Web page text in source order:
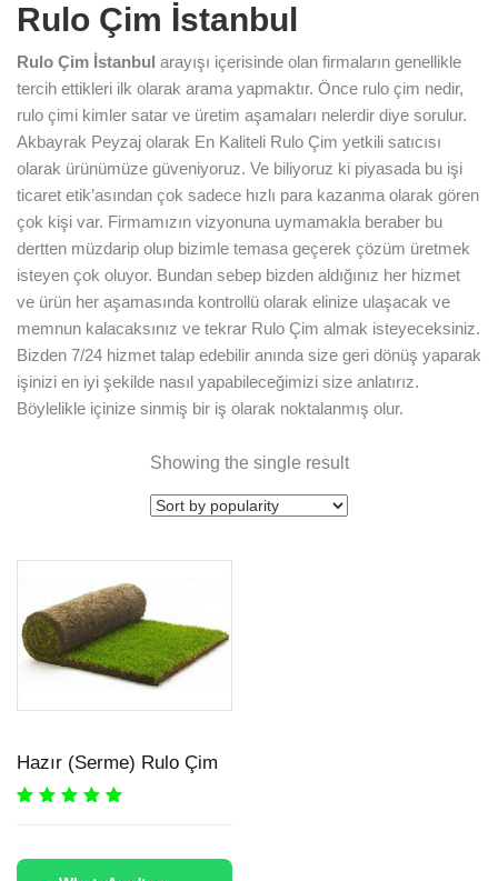
Rulo Çim İstanbul
Rulo Çim İstanbul arayışı içerisinde olan firmaların genellikle
tercih ettikleri ilk olarak arama yapmaktır. Önce rulo çim nedir,
rulo çimi kimler satar ve üretim aşamaları nelerdir diye sorulur.
Akbayrak Peyzaj olarak En Kaliteli Rulo Çim yetkili satıcısı
olarak ürünümüze güveniyoruz. Ve biliyoruz ki piyasada bu işi
ticaret etik’asından çok sadece hızlı para kazanma olarak gören
çok kişi var. Firmamızın vizyonuna uymamakla beraber bu
dertten müzdarip olup bizimle temasa geçerek çözüm üretmek
isteyen çok oluyor. Bundan sebep bizden aldığınız her hizmet
ve ürün her aşamasında kontrollü olarak elinize ulaşacak ve
memnun kalacaksınız ve tekrar Rulo Çim almak isteyeceksiniz.
Bizden 7/24 hizmet talap edebilir anında size geri dönüş yaparak
işinizi en iyi şekilde nasıl yapabileceğimizi size anlatırız.
Böylelikle içinize sinmiş bir iş olarak noktalanmış olur.
Showing the single result
Hazır (Serme) Rulo Çim